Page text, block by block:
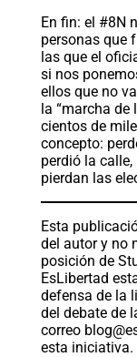
En fin: el #8N
personas que
las que el
si nos
ellos que no
la “marcha de
cientos de
concepto:
perdió la
pierdan las
Esta
del autor y no
posición de
EsLibertad
defensa de la
del debate de
correo
esta iniciativa.